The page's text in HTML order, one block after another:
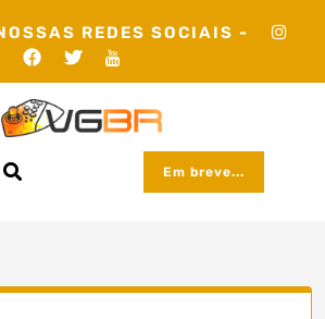
REDES SOCIAIS -
Em breve...